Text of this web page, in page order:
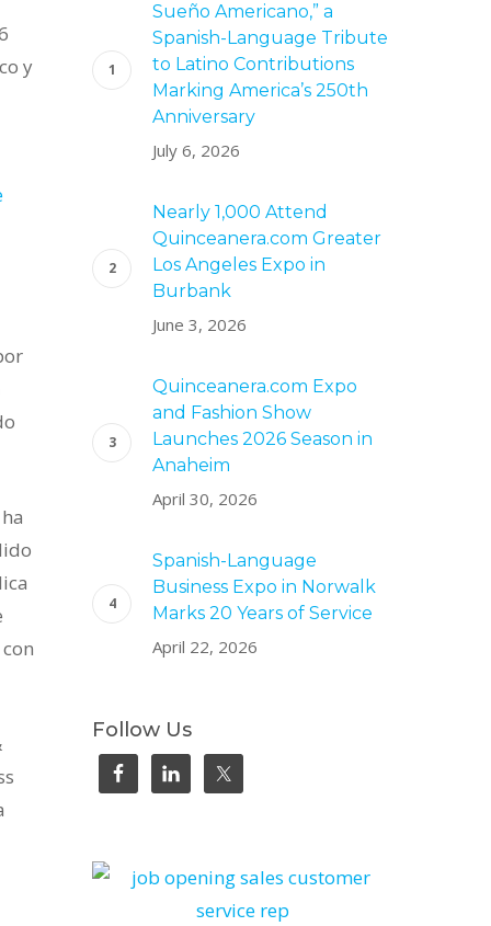
y
Sueño Americano,” a
Spanish-Language Tribute
to Latino Contributions
Marking America’s 250th
Anniversary
July 6, 2026
Nearly 1,000 Attend
Quinceanera.com Greater
Los Angeles Expo in
Burbank
June 3, 2026
Quinceanera.com Expo
and Fashion Show
Launches 2026 Season in
Anaheim
April 30, 2026
Spanish-Language
Business Expo in Norwalk
Marks 20 Years of Service
April 22, 2026
Follow Us